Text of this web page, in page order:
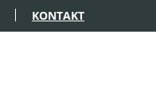
KONTAKT